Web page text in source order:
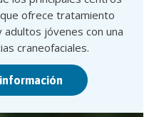
ofrece tratamiento
jóvenes con una
craneofaciales.